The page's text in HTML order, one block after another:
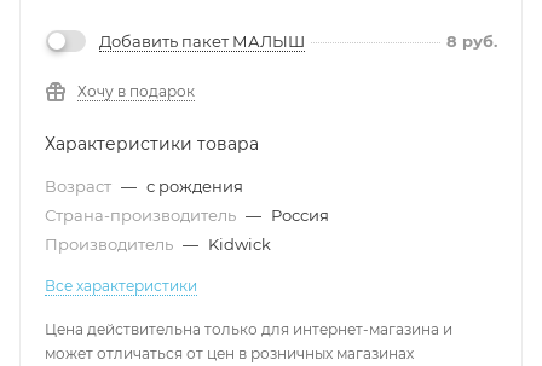
Добавить пакет МАЛЫШ 8 руб.
Хочу в подарок
Характеристики товара
Возраст — с рождения
Страна-производитель — Россия
Производитель — Kidwick
Все характеристики
Цена действительна только для интернет-магазина и
может отличаться от цен в розничных магазинах